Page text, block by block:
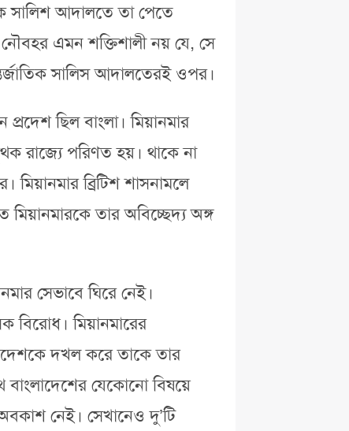
সালিশ আদালতে তা পেতে
এমন শক্তিশালী নয় যে, সে
সালিস আদালতেরই ওপর।
ছিল বাংলা। মিয়ানমার
রাজ্যে পরিণত হয়। থাকে না
মিয়ানমার ব্রিটিশ শাসনামলে
তার অবিচ্ছেদ্য অঙ্গ
সেভাবে ঘিরে নেই।
বিরোধ। মিয়ানমারের
দখল করে তাকে তার
বাংলাদেশের যেকোনো বিষয়ে
নেই। সেখানেও দু’টি